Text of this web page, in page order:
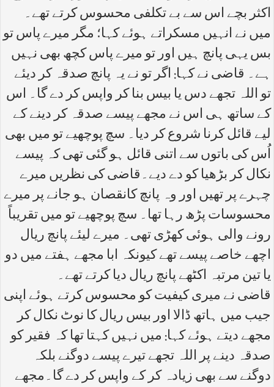
اکثر بچے اس سے بے تکلفی محسوس کرتے تھے۔
میں نے انہیں مسکراتے ہوئے کہا؛ مگر میرے پاس تو
بس یہی پانچ ہیں اور تو میرے پاس کچھ بھی نہیں
ہے۔ قاضی نے کہا: اگر تو نے یہ پانچ صدقہ کر دیئے
تو اللہ تجھے دس یا بیس بنا کر واپس کر دے گا۔ اس
کے ساتھ ہی اس نے مجھے پیسے صدقہ کر دینے کے
لیے قائل کرنا شروع کر دیا۔ سچ پوچھیے تو میں بھی
اُس کی باتوں سے اتنی قائل ہو گئی تھی کہ پیسے
نکال کر بڑھیا کو دے دیے۔قاضی کی نظریں میرے
چہرے پر تھیں اور وہ پانچ کانقصان ہو جانے پر میرے
محسوسات پڑھ رہا تھا۔ سچ پوچھیے تو میں تقریباً
رونے والی ہوئی کھڑی تھی۔ میرے لیئے پانچ ریال
اچھے خاصے پیسے تھے کیونکہ ابا مجھے ہفتے میں دو
یا تین مرتبہ اکٹھے پانچ ریال دیا کرتے تھے۔
قاضی نے میری کیفیت کو محسوس کرتے ہوئے اپنی
جیب میں ہاتھ ڈالا اور بیس ریال کا نوٹ نکال کر
مجھے دیتے ہوئے کہا: میں نہیں کہتا تھا کہ فقیر کو
صدقہ دینے پر اللہ تجھے تیرے پیسے دوگنے بلکہ
دوگنے سے بھی زیادہ کر کے واپس کر دے گا۔مجھے